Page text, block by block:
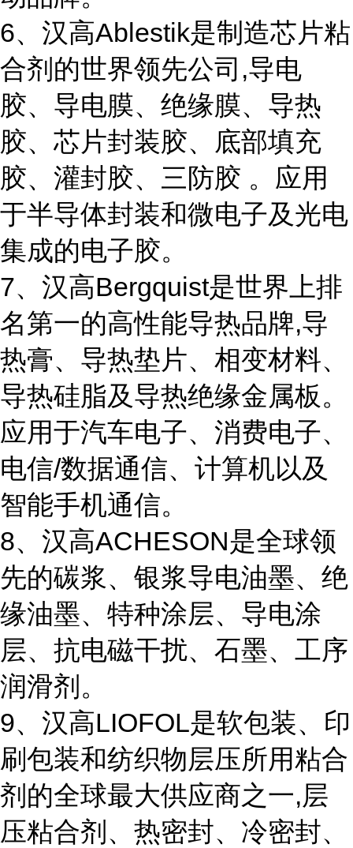
6、汉高Ablestik是制造芯片粘
合剂的世界领先公司,导电
胶、导电膜、绝缘膜、导热
胶、芯片封装胶、底部填充
胶、灌封胶、三防胶 。应用
于半导体封装和微电子及光电
集成的电子胶。
7、汉高Bergquist是世界上排
名第一的高性能导热品牌,导
热膏、导热垫片、相变材料、
导热硅脂及导热绝缘金属板。
应用于汽车电子、消费电子、
电信/数据通信、计算机以及
智能手机通信。
8、汉高ACHESON是全球领
先的碳浆、银浆导电油墨、绝
缘油墨、特种涂层、导电涂
层、抗电磁干扰、石墨、工序
润滑剂。
9、汉高LIOFOL是软包装、印
刷包装和纺织物层压所用粘合
剂的全球最大供应商之一,层
压粘合剂、热密封、冷密封、